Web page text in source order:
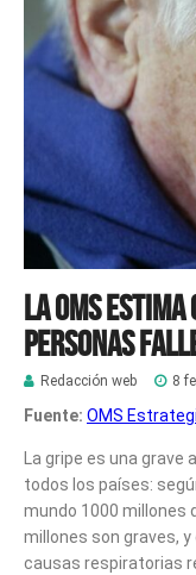
La OMS
personas
Redacción web 8
Fuente: OMS
La gripe es una grave
todos los países:
mundo 1000 millones
millones son graves,
causas respiratorias